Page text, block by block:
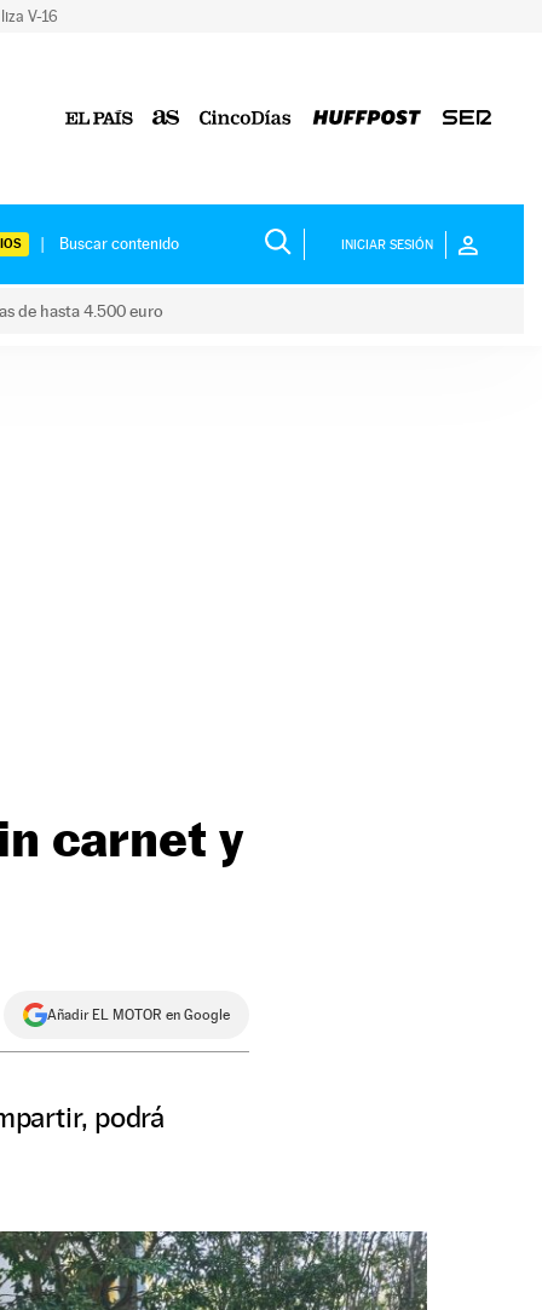
V-16
INICIAR SESIÓN
de hasta 4.500 euro
carnet y
Añadir EL MOTOR en Google
podrá